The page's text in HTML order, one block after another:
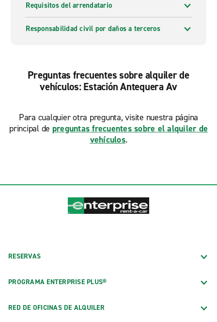
Requisitos del arrendatario
Responsabilidad civil por daños a terceros
Preguntas frecuentes sobre alquiler de
vehículos: Estación Antequera Av
Para cualquier otra pregunta, visite nuestra página
principal de preguntas frecuentes sobre el alquiler de
vehículos.
RESERVAS
PROGRAMA ENTERPRISE PLUS®
RED DE OFICINAS DE ALQUILER